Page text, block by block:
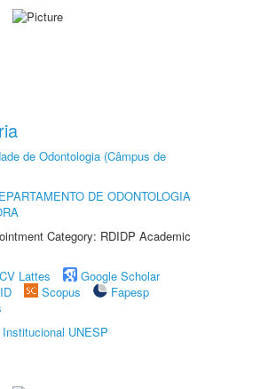
de Odontologia (Câmpus de
DE ODONTOLOGIA
Category: RDIDP Academic
CV Lattes
Google Scholar
Scopus
Fapesp
UNESP